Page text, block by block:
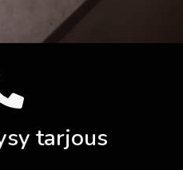
tarjous